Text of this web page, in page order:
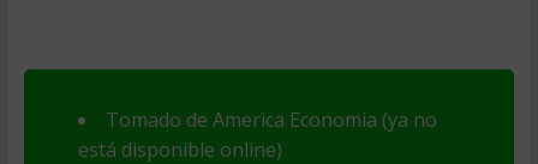
Tomado de America Economia (ya no
está disponible online)